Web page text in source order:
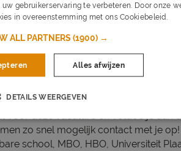
voor deze vacature en voldoe je aan
zo snel mogelijk contact met je
school, MBO, HBO, Universiteit
gebruikerservaring te verbeteren. Door onze
in overeenstemming met ons Cookiebeleid.
ALL PARTNERS(1900) →
Alles afwijzen
DETAILS WEERGEVEN